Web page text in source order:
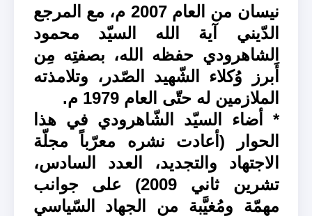
نيسان من العام 2007 م، مع المرجع
الدّيني آية الله السيّد محمود
الشاهرودي حفظه الله، بصفتِه مِن
أَبرز وُكلاء الشّهيد الصّدر، وتلامذته
الملازمين له حتّى العام 1979 م.
* أضاء السيّد الشّاهرودي في هذا
الحوار (أعادت نشره معرّباً مجلّة
الاجتهاد والتجديد، العدد السادس،
تشرين ثاني 2009) على جوانب
مهمّة ومُغيَّبة من الجهاد السّياسي